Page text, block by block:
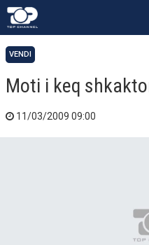
VENDI
Moti i keq
11/03/2009 09:00